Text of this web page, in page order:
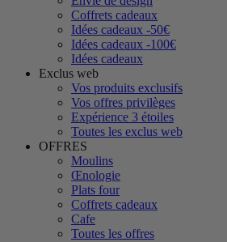
Coffrets cadeaux
Idées cadeaux -50€
Idées cadeaux -100€
Idées cadeaux
Exclus web
Vos produits exclusifs
Vos offres privilèges
Expérience 3 étoiles
Toutes les exclus web
OFFRES
Moulins
Œnologie
Plats four
Coffrets cadeaux
Cafe
Toutes les offres